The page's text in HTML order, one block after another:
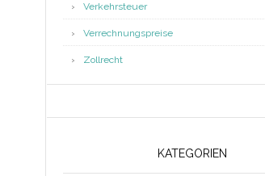
Verkehrsteuer
Verrechnungspreise
Zollrecht
KATEGORIEN